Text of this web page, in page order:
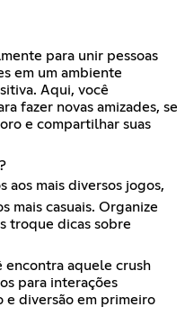
para unir pessoas
em um ambiente
Aqui, você
fazer novas amizades, se
e compartilhar suas
aos mais diversos jogos,
mais casuais. Organize
troque dicas sobre
encontra aquele crush
para interações
e diversão em primeiro